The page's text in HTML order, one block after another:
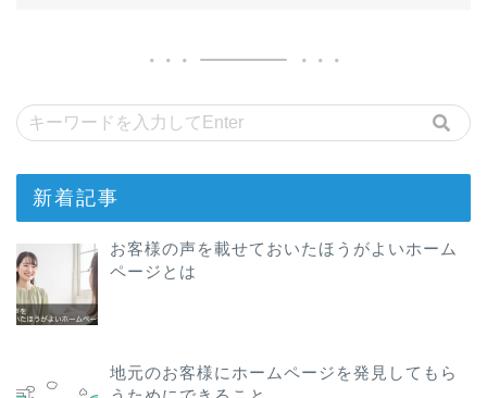
新着記事
お客様の声を載せておいたほうがよいホーム
ページとは
地元のお客様にホームページを発見してもら